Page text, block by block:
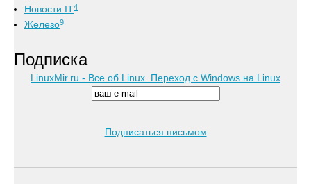
Новости IT4
Железо9
Подписка
LinuxMir.ru - Все об Linux. Переход с Windows на Linux
Подписаться письмом